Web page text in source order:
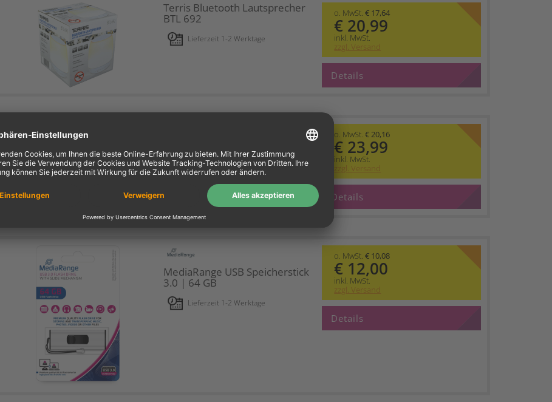
Terris Bluetooth Lautsprecher
BTL 692
Lieferzeit 1-2 Werktage
o. MwSt.€ 17,64
€ 20,99
inkl. MwSt.
zzgl. Versand
Details
Lieferzeit 1-2 Werktage
o. MwSt.€ 20,16
€ 23,99
inkl. MwSt.
zzgl. Versand
Details
MediaRange USB Speicherstick
3.0 | 64 GB
Lieferzeit 1-2 Werktage
o. MwSt.€ 10,08
€ 12,00
inkl. MwSt.
zzgl. Versand
Details